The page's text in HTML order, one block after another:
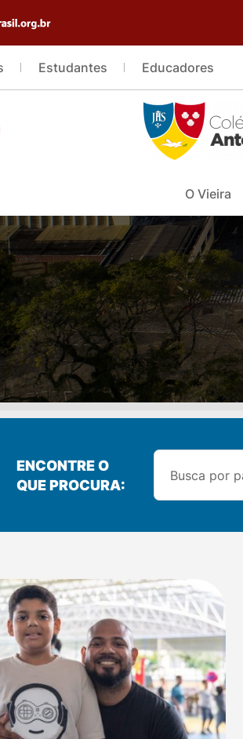
Estudantes Educadores
O Vieira
ENCONTRE O
QUE PROCURA: